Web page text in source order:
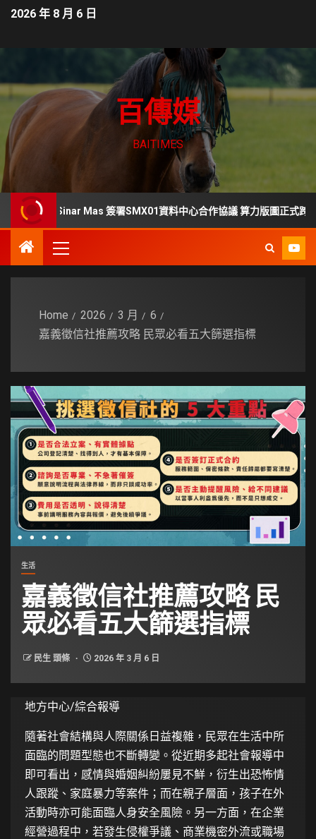
2026 年 8 月 6 日
百傳媒
BAITIMES
Sinar Mas 簽署SMX01資料中心合作協議 算力版圖正式跨足東南亞
Home 2026 3 月
6
嘉義徵信社推薦攻略 民眾必看五大篩選指標
生活
嘉義徵信社推薦攻略 民
眾必看五大篩選指標
民生 頭條 2026 年 3 月 6 日
地方中心/綜合報導
隨著社會結構與人際關係日益複雜，民眾在生活中所
面臨的問題型態也不斷轉變。從近期多起社會報導中
即可看出，感情與婚姻糾紛屢見不鮮，衍生出恐怖情
人跟蹤、家庭暴力等案件；而在親子層面，孩子在外
活動時亦可能面臨人身安全風險。另一方面，在企業
經營過程中，若發生侵權爭議、商業機密外流或職場